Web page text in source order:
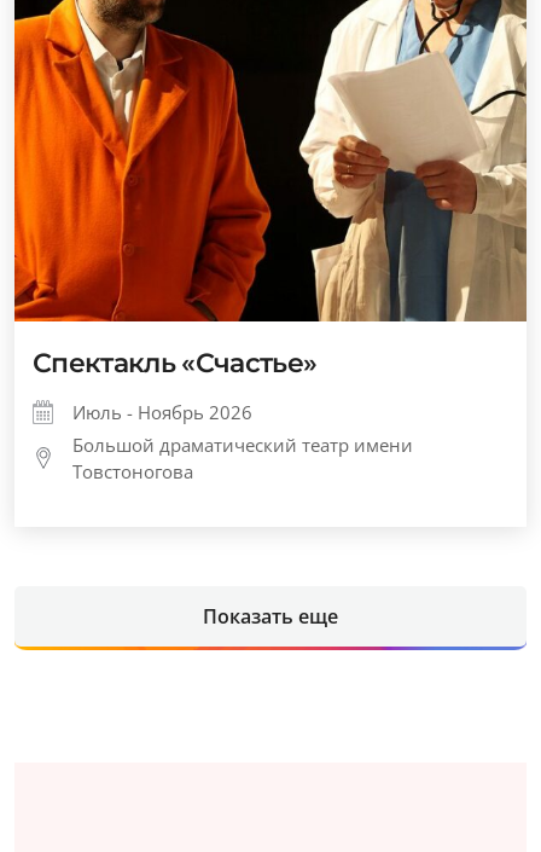
Спектакль «Счастье»
Июль - Ноябрь 2026
Большой драматический театр имени
Товстоногова
Показать еще